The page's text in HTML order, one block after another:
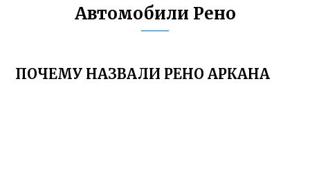
Автомобили Рено
ПОЧЕМУ НАЗВАЛИ РЕНО АРКАНА